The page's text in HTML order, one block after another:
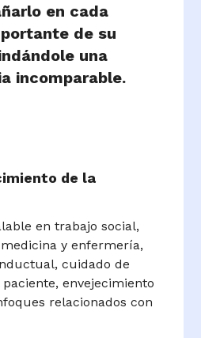
en cada
de su
una
incomparable.
de la
en trabajo social,
y enfermería,
cuidado de
envejecimiento
relacionados con